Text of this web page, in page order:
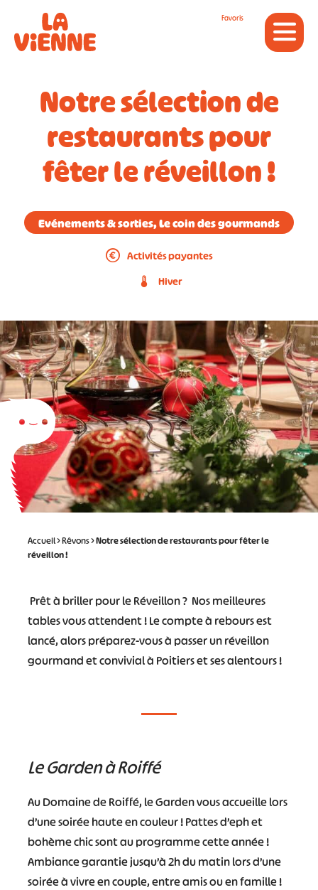
Favoris
Notre sélection de
restaurants pour
fêter le réveillon !
Evénements & sorties, Le coin des gourmands
Activités payantes
Hiver
Accueil>Rêvons>Notre sélection de restaurants pour fêter le
réveillon !
Prêt à briller pour le Réveillon ? Nos meilleures
tables vous attendent ! Le compte à rebours est
lancé, alors préparez-vous à passer un réveillon
gourmand et convivial à Poitiers et ses alentours !
Le Garden à Roiffé
Au Domaine de Roiffé, le Garden vous accueille lors
d’une soirée haute en couleur ! Pattes d’eph et
bohème chic sont au programme cette année !
Ambiance garantie jusqu’à 2h du matin lors d’une
soirée à vivre en couple, entre amis ou en famille !